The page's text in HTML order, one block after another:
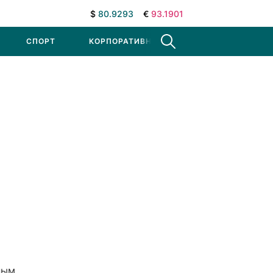
$ 80.9293 € 93.1901
СПОРТ КОРПОРАТИВНЫЕ НОВОСТИ